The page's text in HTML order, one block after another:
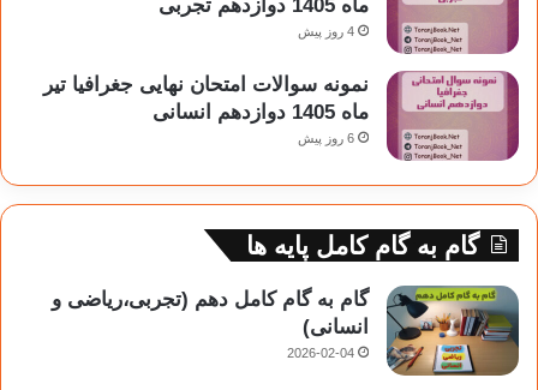
ماه 1405 دوازدهم تجربی
4 روز پیش
نمونه سوالات امتحان نهایی جغرافیا تیر
ماه 1405 دوازدهم انسانی
6 روز پیش
گام به گام کامل پایه ها
گام به گام کامل دهم (تجربی،ریاضی و
انسانی)
2026-02-04